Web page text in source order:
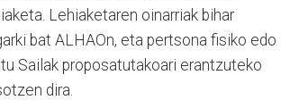
Lehiaketaren oinarriak bihar
bat ALHAOn, eta pertsona fisiko edo
Sailak proposatutakoari erantzuteko
dira.